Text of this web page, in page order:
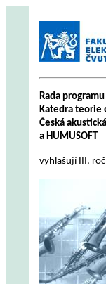
Rada
Katedra teorie
Česká
a HUMUSOFT
vyhlašují III.